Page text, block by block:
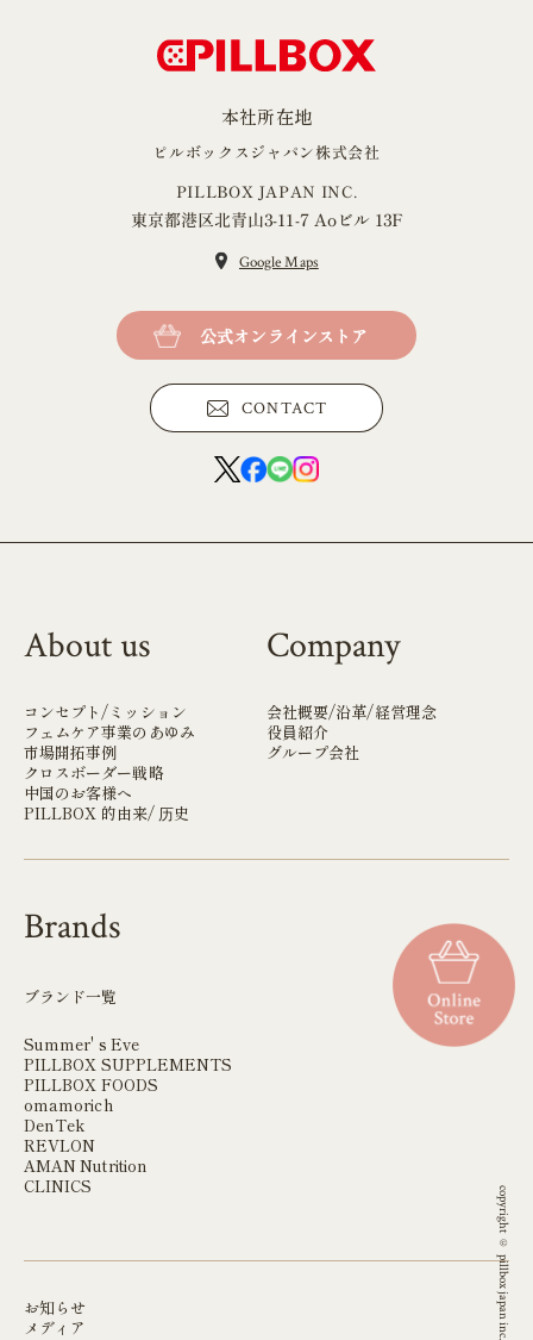
本社所在地
ピルボックスジャパン株式会社
PILLBOX JAPAN INC.
東京都港区北青山3-11-7 Aoビル 13F
Google Maps
公式オンラインストア
CONTACT
About us
コンセプト/ミッション
フェムケア事業のあゆみ
市場開拓事例
クロスボーダー戦略
中国のお客様へ
PILLBOX 的由来/ 历史
Company
会社概要/沿革/経営理念
役員紹介
グループ会社
Brands
ブランド一覧
Summer' s Eve
PILLBOX SUPPLEMENTS
PILLBOX FOODS
omamorich
DenTek
REVLON
AMAN Nutrition
CLINICS
お知らせ
メディア